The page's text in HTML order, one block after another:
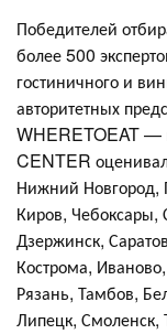
Победителей
более 500
гостиничного и
авторитетных
WHERETOEAT —
CENTER
Нижний Новгород,
Киров, Чебоксары,
Дзержинск,
Кострома,
Рязань, Тамбов,
Липецк, Смоленск,